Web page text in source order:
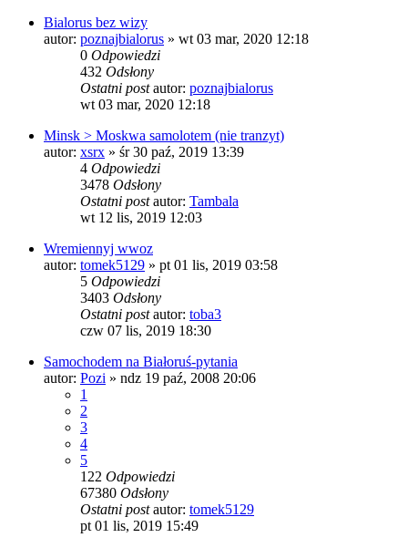
Bialorus bez wizy
autor: poznajbialorus » wt 03 mar, 2020 12:18
0 Odpowiedzi
432 Odsłony
Ostatni postautor: poznajbialorus
wt 03 mar, 2020 12:18
Minsk > Moskwa samolotem (nie tranzyt)
autor: xsrx » śr 30 paź, 2019 13:39
4 Odpowiedzi
3478 Odsłony
Ostatni postautor: Tambala
wt 12 lis, 2019 12:03
Wremiennyj wwoz
autor: tomek5129 » pt 01 lis, 2019 03:58
5 Odpowiedzi
3403 Odsłony
Ostatni postautor: toba3
czw 07 lis, 2019 18:30
Samochodem na Białoruś-pytania
autor: Pozi » ndz 19 paź, 2008 20:06
1
2
3
4
5
122 Odpowiedzi
67380 Odsłony
Ostatni postautor: tomek5129
pt 01 lis, 2019 15:49